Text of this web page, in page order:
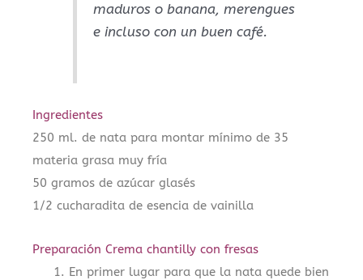
maduros o banana, merengues
e incluso con un buen café.
Ingredientes
250 ml. de nata para montar mínimo de 35
materia grasa muy fría
50 gramos de azúcar glasés
1/2 cucharadita de esencia de vainilla
Preparación Crema chantilly con fresas
En primer lugar para que la nata quede bien